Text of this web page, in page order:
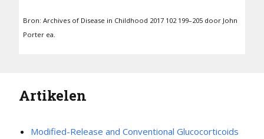
Bron: Archives of Disease in Childhood 2017 102 199–205 door John
Porter ea.
Artikelen
Modified-Release and Conventional Glucocorticoids